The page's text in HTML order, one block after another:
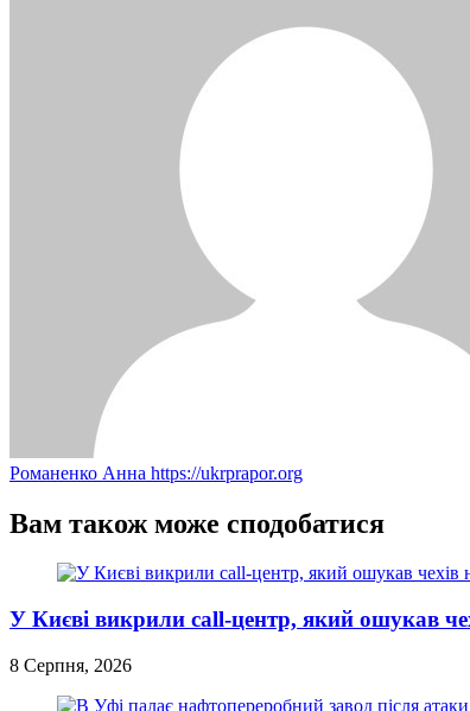
Романенко Анна https://ukrprapor.org
Вам також може сподобатися
У Києві викрили call-центр, який ошукав
8 Серпня, 2026